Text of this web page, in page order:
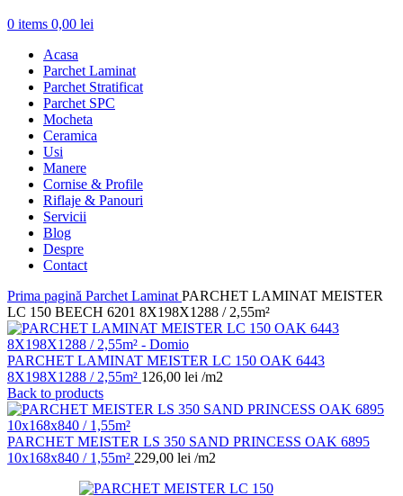
0 items 0,00 lei
Acasa
Parchet Laminat
Parchet Stratificat
Parchet SPC
Mocheta
Ceramica
Usi
Manere
Cornise & Profile
Riflaje & Panouri
Servicii
Blog
Despre
Contact
Prima pagină Parchet Laminat PARCHET LAMINAT MEISTER
LC 150 BEECH 6201 8X198X1288 / 2,55m²
PARCHET LAMINAT MEISTER LC 150 OAK 6443
8X198X1288 / 2,55m² 126,00 lei /m2
Back to products
PARCHET MEISTER LS 350 SAND PRINCESS OAK 6895
10x168x840 / 1,55m² 229,00 lei /m2